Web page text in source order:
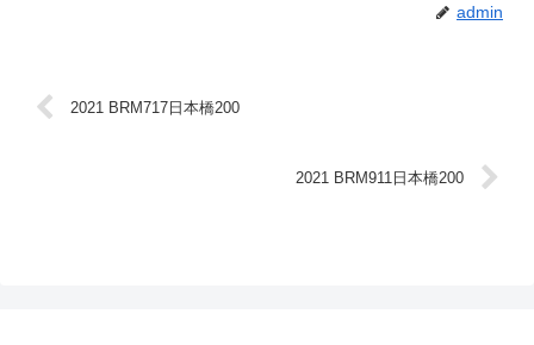
admin
2021 BRM717日本橋200
2021 BRM911日本橋200